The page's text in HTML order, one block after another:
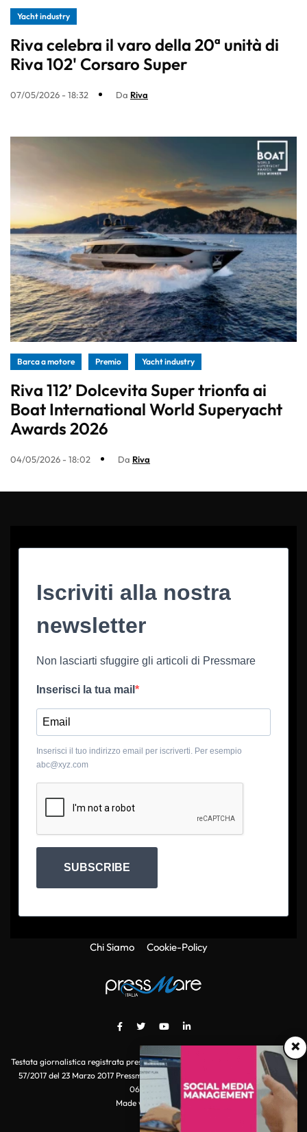
Yacht industry
Riva celebra il varo della 20ª unità di
Riva 102' Corsaro Super
07/05/2026 - 18:32 Da Riva
Barca a motore Premio Yacht industry
Riva 112’ Dolcevita Super trionfa ai
Boat International World Superyacht
Awards 2026
04/05/2026 - 18:02 Da Riva
×
Iscriviti alla nostra
newsletter
Non lasciarti sfuggire gli articoli di Pressmare
Inserisci la tua mail
Inserisci il tuo indirizzo email per iscriverti. Per esempio
abc@xyz.com
SUBSCRIBE
Chi Siamo Cookie-Policy
Testata giornalistica registrata presso il Tribunale di Roma con autorizzazione
57/2017 del 23 Marzo 2017 Pressmare.it è un marchio di S.P.E.N. Srl - P.IVA
06511641000
Made with
by POI